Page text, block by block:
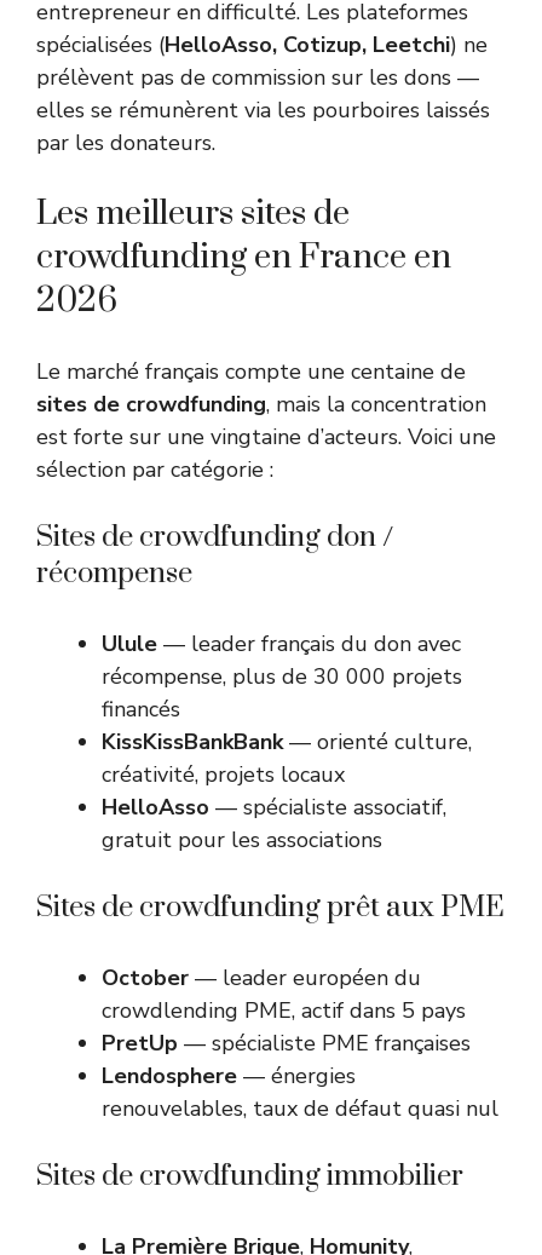
entrepreneur en difficulté. Les plateformes
spécialisées (HelloAsso, Cotizup, Leetchi) ne
prélèvent pas de commission sur les dons —
elles se rémunèrent via les pourboires laissés
par les donateurs.
Les meilleurs sites de
crowdfunding en France en
2026
Le marché français compte une centaine de
sites de crowdfunding, mais la concentration
est forte sur une vingtaine d’acteurs. Voici une
sélection par catégorie :
Sites de crowdfunding don /
récompense
Ulule — leader français du don avec
récompense, plus de 30 000 projets
financés
KissKissBankBank— orienté culture,
créativité, projets locaux
HelloAsso — spécialiste associatif,
gratuit pour les associations
Sites de crowdfunding prêt aux PME
October — leader européen du
crowdlending PME, actif dans 5 pays
PretUp — spécialiste PME françaises
Lendosphere — énergies
renouvelables, taux de défaut quasi nul
Sites de crowdfunding immobilier
La Première Brique, Homunity,